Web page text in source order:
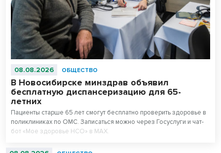
08.08.2026 ОБЩЕСТВО
В Новосибирске минздрав объявил
бесплатную диспансеризацию для 65-
летних
Пациенты старше 65 лет смогут бесплатно проверить здоровье в
поликлиниках по ОМС. Записаться можно через Госуслуги и чат-
бот «Мое здоровье НСО» в МАХ.